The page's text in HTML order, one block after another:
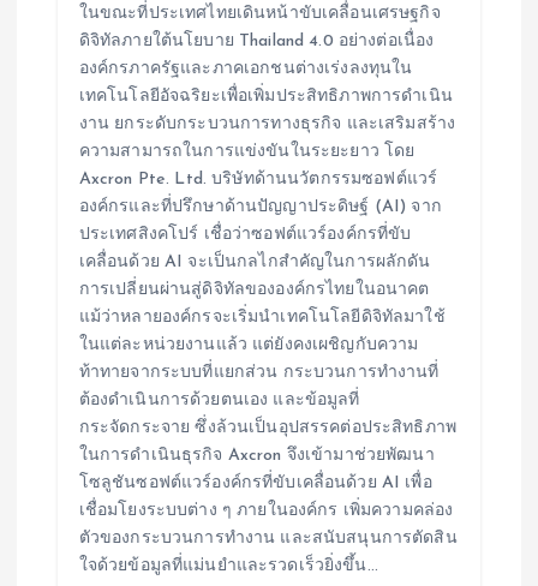
ในขณะที่ประเทศไทยเดินหน้าขับเคลื่อนเศรษฐกิจ
ดิจิทัลภายใต้นโยบาย Thailand 4.0 อย่างต่อเนื่อง
องค์กรภาครัฐและภาคเอกชนต่างเร่งลงทุนใน
เทคโนโลยีอัจฉริยะเพื่อเพิ่มประสิทธิภาพการดำเนิน
งาน ยกระดับกระบวนการทางธุรกิจ และเสริมสร้าง
ความสามารถในการแข่งขันในระยะยาว โดย
Axcron Pte. Ltd. บริษัทด้านนวัตกรรมซอฟต์แวร์
องค์กรและที่ปรึกษาด้านปัญญาประดิษฐ์ (AI) จาก
ประเทศสิงคโปร์ เชื่อว่าซอฟต์แวร์องค์กรที่ขับ
เคลื่อนด้วย AI จะเป็นกลไกสำคัญในการผลักดัน
การเปลี่ยนผ่านสู่ดิจิทัลขององค์กรไทยในอนาคต
แม้ว่าหลายองค์กรจะเริ่มนำเทคโนโลยีดิจิทัลมาใช้
ในแต่ละหน่วยงานแล้ว แต่ยังคงเผชิญกับความ
ท้าทายจากระบบที่แยกส่วน กระบวนการทำงานที่
ต้องดำเนินการด้วยตนเอง และข้อมูลที่
กระจัดกระจาย ซึ่งล้วนเป็นอุปสรรคต่อประสิทธิภาพ
ในการดำเนินธุรกิจ Axcron จึงเข้ามาช่วยพัฒนา
โซลูชันซอฟต์แวร์องค์กรที่ขับเคลื่อนด้วย AI เพื่อ
เชื่อมโยงระบบต่าง ๆ ภายในองค์กร เพิ่มความคล่อง
ตัวของกระบวนการทำงาน และสนับสนุนการตัดสิน
ใจด้วยข้อมูลที่แม่นยำและรวดเร็วยิ่งขึ้น…